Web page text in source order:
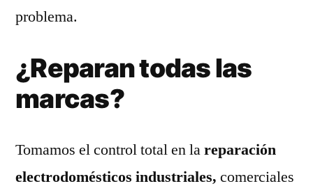
problema.
¿Reparan todas las
marcas?
Tomamos el control total en lareparación
electrodomésticos industriales, comerciales